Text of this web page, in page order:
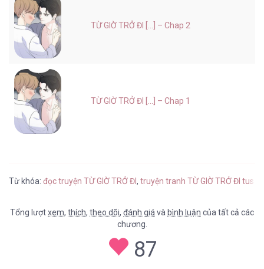
TỪ GIỜ TRỞ ĐI [...] – Chap 2
TỪ GIỜ TRỞ ĐI [...] – Chap 1
Từ khóa: đọc truyện TỪ GIỜ TRỞ ĐI, truyện tranh TỪ GIỜ TRỞ ĐI
Tổng lượtxem, thích, theo dõi, đánh giá và bình luận của tất cả các
chương.
87